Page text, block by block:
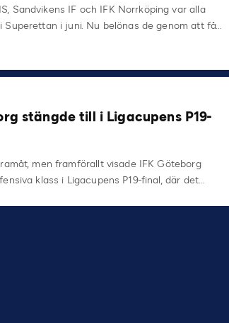
Sandvikens IF och IFK Norrköping var alla
Superettan i juni. Nu belönas de genom att få…
stängde till i Ligacupens P19-
men framförallt visade IFK Göteborg
klass i Ligacupens P19-final, där det…